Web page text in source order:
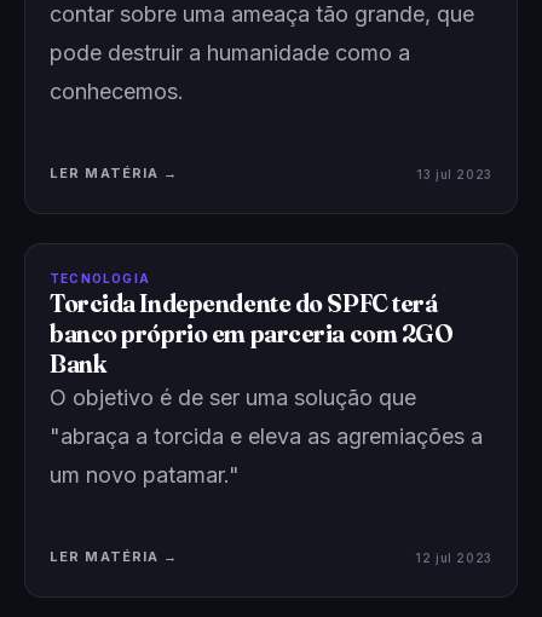
contar sobre uma ameaça tão grande, que
pode destruir a humanidade como a
conhecemos.
LER MATÉRIA → 13 jul 2023
TECNOLOGIA
Torcida Independente do SPFC terá
banco próprio em parceria com 2GO
Bank
O objetivo é de ser uma solução que
"abraça a torcida e eleva as agremiações a
um novo patamar."
LER MATÉRIA → 12 jul 2023